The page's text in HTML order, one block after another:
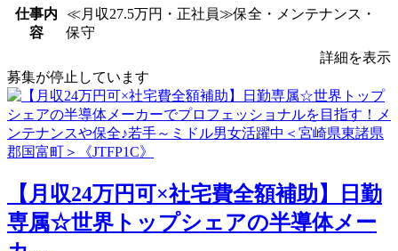
仕事内
容
≪月収27.5万円・正社員≫保全・メンテナンス・
保守
詳細を表示
募集が停止しています
【月収24万円可×社宅費全額補助】日勤
専属☆世界トップシェアの半導体メー